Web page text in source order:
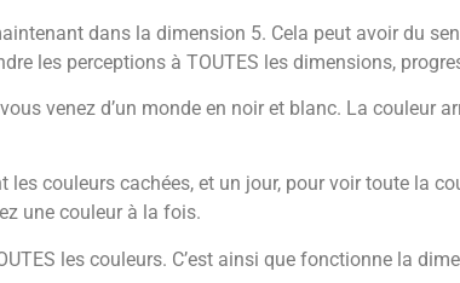
dans la dimension 5. Cela peut avoir du
les perceptions à TOUTES les dimensions,
venez d’un monde en noir et blanc. La couleur
couleurs cachées, et un jour, pour voir toute la
une couleur à la fois.
les couleurs. C’est ainsi que fonctionne la